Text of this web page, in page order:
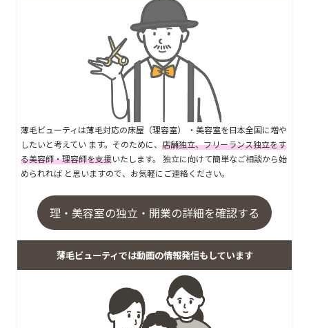
薄毛ビューティは薄毛対応の床屋（理容室） ・美容室を日本全国に増や
したいと考えてい ます。そのために、 店舗独立、フリーランス独立をす
る美容師・理容師を支援いたします。 独立に向けて簡単なご相談から始
められれば と思いますので、お気軽にご連絡ください。
理・美容室の独立・開業の詳細を確認する
薄毛ビューティでは動画の情報発信もしています